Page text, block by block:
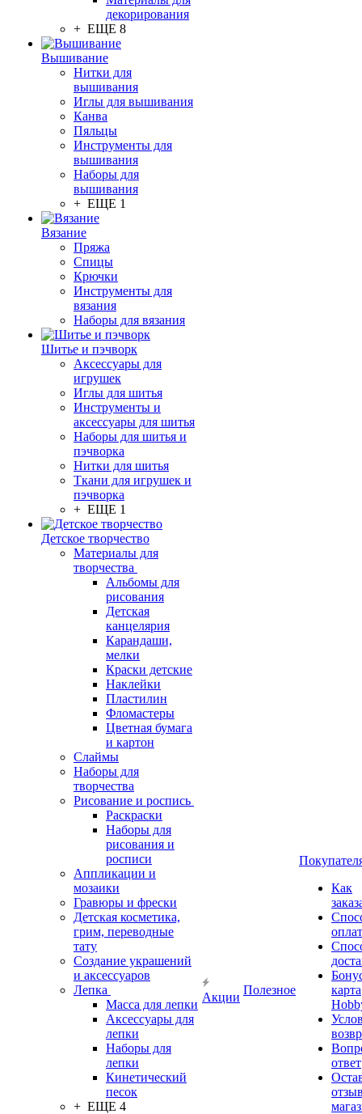
декорирования
+ ЕЩЕ 8
Вышивание
Нитки для
вышивания
Иглы для вышивания
Канва
Пяльцы
Инструменты для
вышивания
Наборы для
вышивания
+ ЕЩЕ 1
Вязание
Пряжа
Спицы
Крючки
Инструменты для
вязания
Наборы для вязания
Шитье и пэчворк
Аксессуары для
игрушек
Иглы для шитья
Инструменты и
аксессуары для шитья
Наборы для шитья и
пэчворка
Нитки для шитья
Ткани для игрушек и
пэчворка
+ ЕЩЕ 1
Детское творчество
Материалы для
творчества
Альбомы для
рисования
Детская
канцелярия
Карандаши,
мелки
Краски детские
Наклейки
Пластилин
Фломастеры
Цветная бумага
и картон
Слаймы
Наборы для
творчества
Рисование и роспись
Раскраски
Наборы для
рисования и
росписи
Аппликации и
мозаики
Гравюры и фрески
Детская косметика,
грим, переводные
тату
Создание украшений
и аксессуаров
Лепка
Масса для лепки
Аксессуары для
лепки
Наборы для
лепки
Кинетический
песок
+ ЕЩЕ 4
Акции
Полезное
Как
карта
ответ